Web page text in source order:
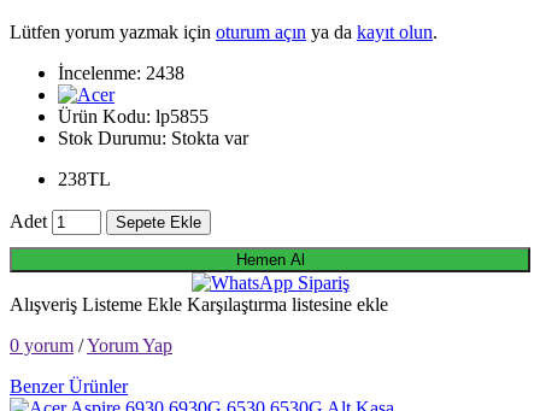
Lütfen yorum yazmak için oturum açın ya da kayıt olun.
İncelenme: 2438
Ürün Kodu: lp5855
Stok Durumu: Stokta var
238TL
Adet Sepete Ekle
Hemen Al
Alışveriş Listeme Ekle Karşılaştırma listesine ekle
0 yorum /Yorum Yap
Benzer Ürünler